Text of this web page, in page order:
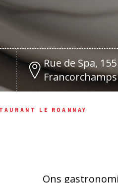
Rue de Spa,
Francorchamps
LE ROANNAY
Ons